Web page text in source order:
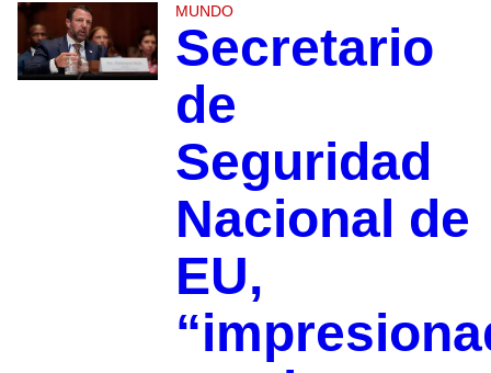
MUNDO
Secretario
de
Seguridad
Nacional de
EU,